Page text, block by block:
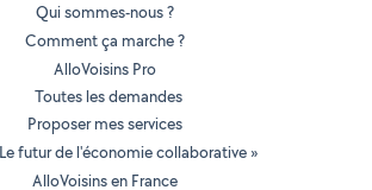
Qui sommes-nous ?
Comment ça marche ?
AlloVoisins Pro
Toutes les demandes
Proposer mes services
futur de l'économie collaborative »
AlloVoisins en France